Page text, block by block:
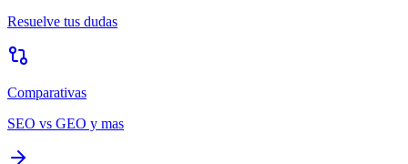
Resuelve tus dudas
Comparativas
SEO vs GEO y mas